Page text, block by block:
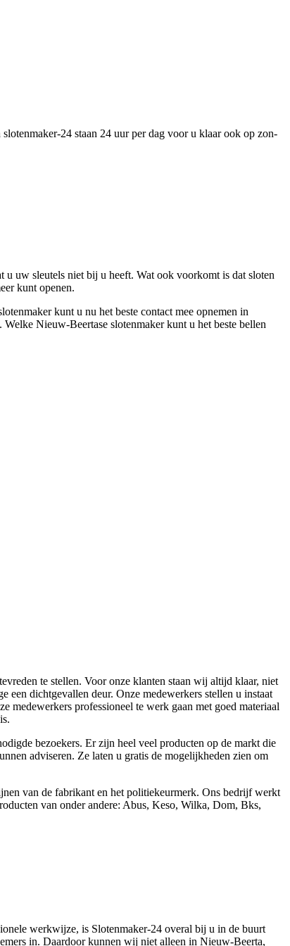
24 staan 24 uur per dag voor u klaar ook op zon-
u uw sleutels niet bij u heeft. Wat ook voorkomt is dat sloten
kunt openen.
kunt u nu het beste contact mee opnemen in
Nieuw-Beertase slotenmaker kunt u het beste bellen
te stellen. Voor onze klanten staan wij altijd klaar, niet
een dichtgevallen deur. Onze medewerkers stellen u instaat
medewerkers professioneel te werk gaan met goed materiaal
bezoekers. Er zijn heel veel producten op de markt die
adviseren. Ze laten u gratis de mogelijkheden zien om
van de fabrikant en het politiekeurmerk. Ons bedrijf werkt
van onder andere: Abus, Keso, Wilka, Dom, Bks,
werkwijze, is Slotenmaker-24 overal bij u in de buurt
in. Daardoor kunnen wij niet alleen in Nieuw-Beerta,